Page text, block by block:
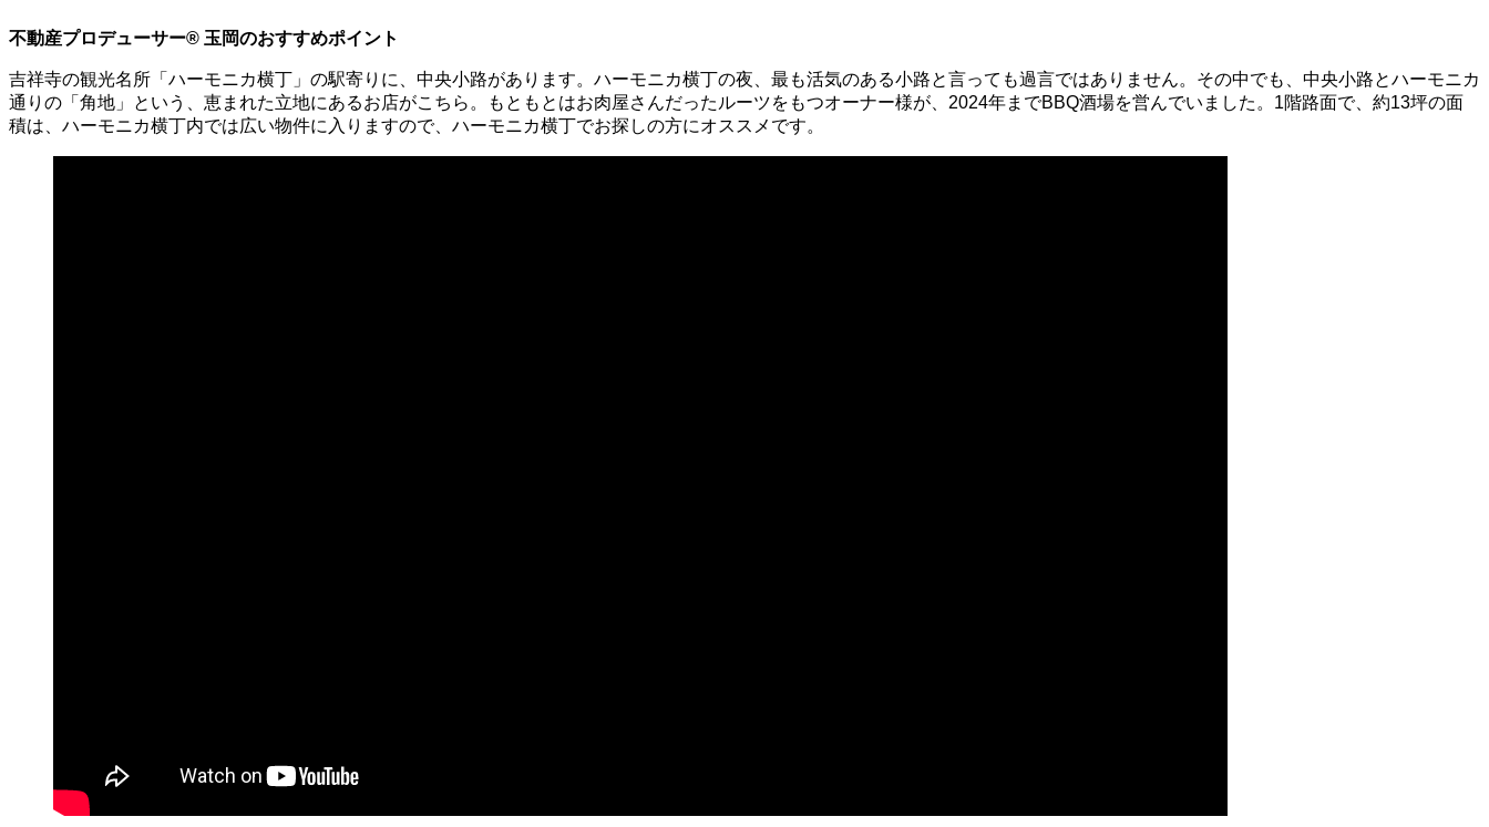
不動産プロデューサー® 玉岡のおすすめポイント
吉祥寺の観光名所「ハーモニカ横丁」の駅寄りに、中央小路があります。ハーモニカ横丁の夜、最も活気のある小路と言っても過言ではありません。その中でも、中央小路とハーモニカ
通りの「角地」という、恵まれた立地にあるお店がこちら。もともとはお肉屋さんだったルーツをもつオーナー様が、2024年までBBQ酒場を営んでいました。1階路面で、約13坪の面
積は、ハーモニカ横丁内では広い物件に入りますので、ハーモニカ横丁でお探しの方にオススメです。